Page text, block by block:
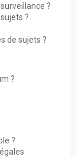
?
?
de sujets ?
?
?